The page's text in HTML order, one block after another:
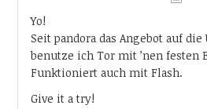
Yo!
Seit pandora das Angebot auf die
benutze ich Tor mit ’nen festen
Funktioniert auch mit Flash.
Give it a try!